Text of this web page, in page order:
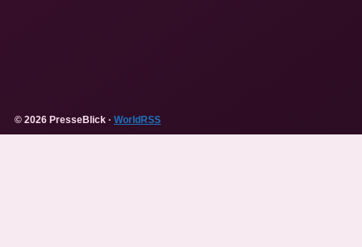
© 2026 PresseBlick · WorldRSS